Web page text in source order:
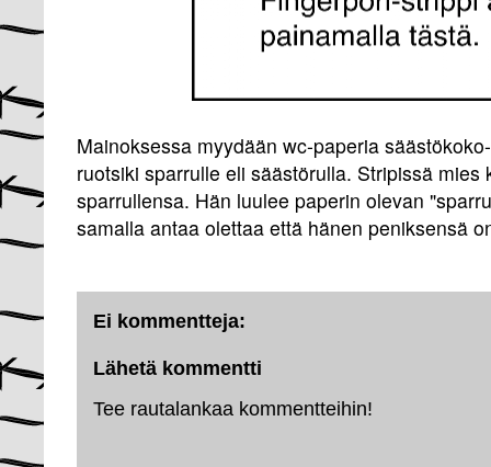
Mainoksessa myydään wc-paperia
ruotsiki sparrulle eli säästörulla. Stripissä
sparrullensa. Hän luulee paperin olevan
samalla antaa olettaa että hänen peniksensä
Ei kommentteja:
Lähetä kommentti
Tee rautalankaa kommentteihin!